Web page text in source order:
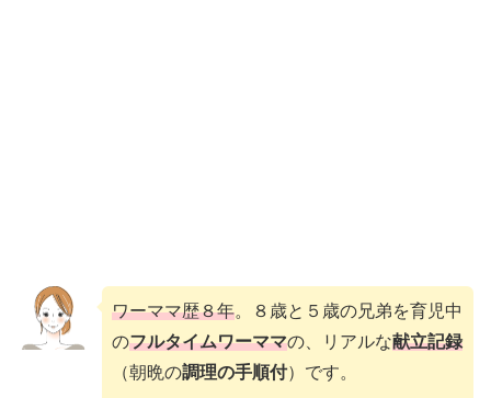
ワーママ歴８年。８歳と５歳の兄弟を育児中
のフルタイムワーママの、リアルな献立記録
（朝晩の調理の手順付）です。